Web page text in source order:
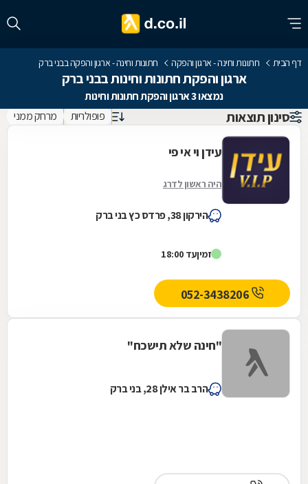
דף הבית חתונות וחינה - ארגון והפקה חתונות וחינה - ארגון והפקה בבני ברק
ארגון והפקת חתונות וחינות בבני ברק
נמצאו 3 ארגון והפקת חתונות וחינות
סינון תוצאות פופולריות מרחק ממני
עידן וי אי פי
היה ראשון לדרג
הירקון 38, פרדס כץ בני ברק
זמיןעד 18:00
"חינה שלא תישכח"
הרב בר אילן 28, בני ברק